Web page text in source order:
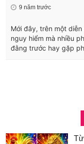
9 năm trước
Mới đây, trên một
nguy hiểm mà nhiều
đằng trước hay gặp